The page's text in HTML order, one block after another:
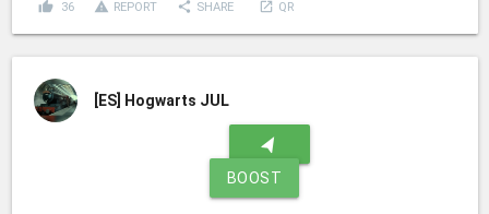
thumb_up 36 report_problem REPORT share SHARE launch QR
[ES] Hogwarts JUL
navigation
BOOST